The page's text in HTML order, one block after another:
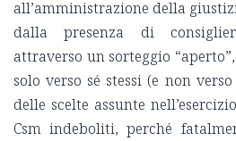
all’amministrazione della
dalla presenza di
attraverso un sorteggio
solo verso sé stessi (e non
delle scelte assunte
Csm indeboliti, perché